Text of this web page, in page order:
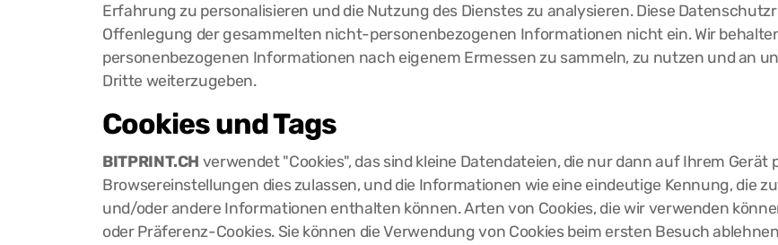
Erfahrung zu personalisieren und die Nutzung des Dienstes zu analysieren. Diese
Offenlegung der gesammelten nicht-personenbezogenen Informationen nicht ein. Wir
personenbezogenen Informationen nach eigenem Ermessen zu sammeln, zu nutzen und an
Dritte weiterzugeben.
Cookies und Tags
BITPRINT.CH verwendet "Cookies", das sind kleine Datendateien, die nur dann auf Ihrem Gerät
Browsereinstellungen dies zulassen, und die Informationen wie eine eindeutige Kennung, die
und/oder andere Informationen enthalten können. Arten von Cookies, die wir verwenden
oder Präferenz-Cookies. Sie können die Verwendung von Cookies beim ersten Besuch